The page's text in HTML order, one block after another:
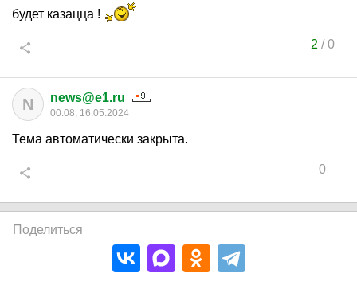
будет казацца !
2 /0
N news@e1.ru
00:08, 16.05.2024
Тема автоматически закрыта.
0
Поделиться